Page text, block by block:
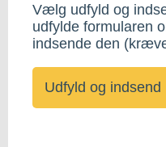
Vælg udfyld og
udfylde formularen
indsende den